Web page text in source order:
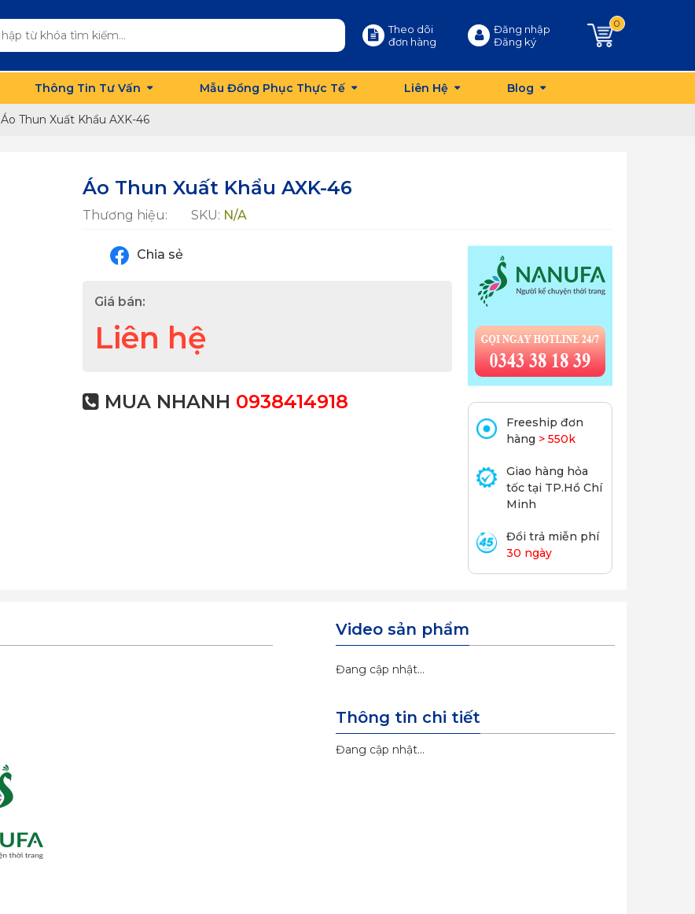
Theo dõi
đơn hàng
Đăng nhập
Đăng ký
0
Thông Tin Tư Vấn Mẫu Đồng Phục Thực Tế Liên Hệ Blog
Áo Thun Xuất Khẩu AXK-46
Áo Thun Xuất Khẩu AXK-46
Thương hiệu: SKU: N/A
Chia sẻ
Giá bán:
Liên hệ
MUA NHANH 0938414918
Freeship đơn
hàng > 550k
Giao hàng hỏa
tốc tại TP.Hồ Chí
Minh
Đổi trả miễn phí
30 ngày
Video sản phẩm
Đang cập nhật...
Thông tin chi tiết
Đang cập nhật...